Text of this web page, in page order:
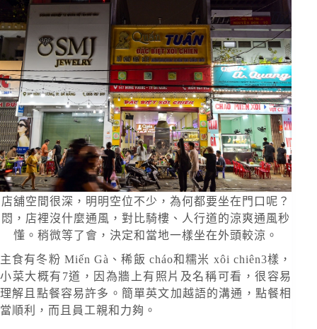
店舖空間很深，明明空位不少，為何都要坐在門口呢？
悶，店裡沒什麼通風，對比騎樓、人行道的涼爽通風秒
懂。稍微等了會，決定和當地一樣坐在外頭較涼。
主食有冬粉 Miến Gà、稀飯 cháo和糯米 xôi chiên3樣，
小菜大概有7道，因為牆上有照片及名稱可看，很容易
理解且點餐容易許多。簡單英文加越語的溝通，點餐相
當順利，而且員工親和力夠。